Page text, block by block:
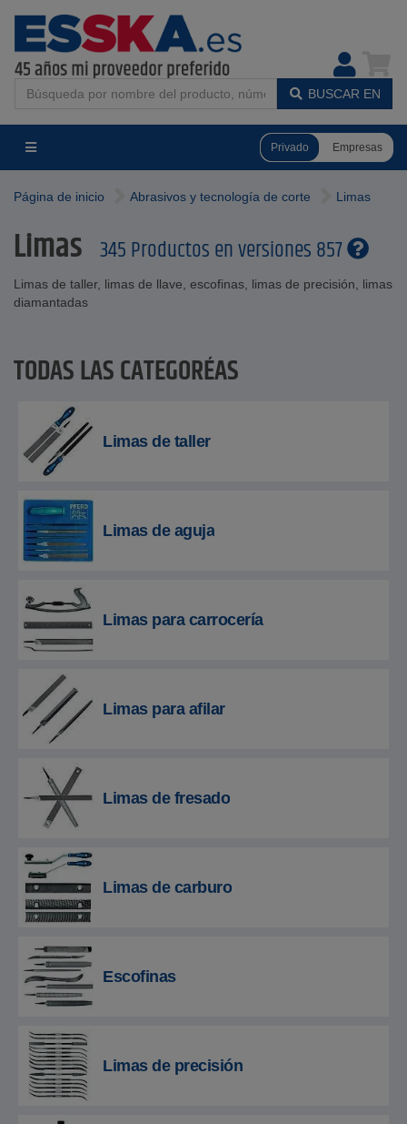
BUSCAR EN
Privado Empresas
Página de inicio Abrasivos y tecnología de corte Limas
Limas 345 Productos en versiones 857
Limas de taller, limas de llave, escofinas, limas de precisión, limas
diamantadas
TODAS LAS CATEGORÍAS
Limas de taller
Limas de aguja
Limas para carrocería
Limas para afilar
Limas de fresado
Limas de carburo
Escofinas
Limas de precisión